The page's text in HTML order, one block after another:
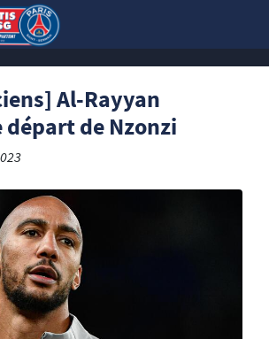
Al-Rayyan
départ de Nzonzi